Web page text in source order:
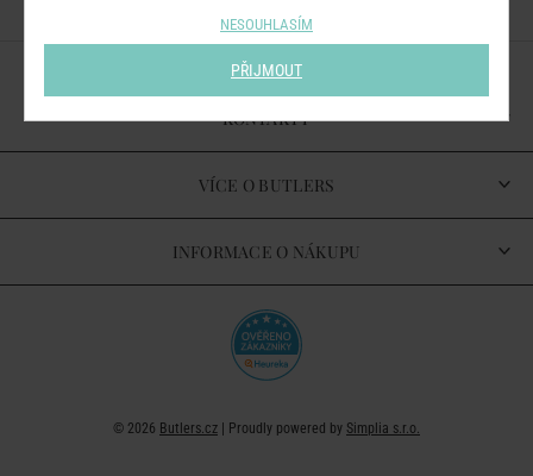
KONTAKTY
VÍCE O BUTLERS
INFORMACE O NÁKUPU
© 2026 Butlers.cz | Proudly powered by Simplia s.r.o.
NESOUHLASÍM
PŘIJMOUT